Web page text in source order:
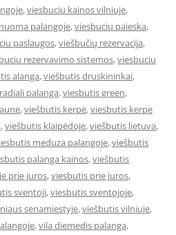
,viesbuciu kainos vilniuje,
palangoje,viesbuciu paieska,
paslaugos,viešbučių rezervacija,
rezervavimo sistemos,viesbuciu
alanga,viešbutis druskininkai,
palanga,viesbutis green,
,viešbutis kerpė,viesbutis kerpe
,viešbutis klaipėdoje,viešbutis lietuva,
meduza palangoje,viešbutis
palanga kainos,viešbutis
prie juros,viesbutis prie juros,
sventoji,viesbutis sventojoje,
senamiestyje,viešbutis vilniuje,
,vila diemedis palanga,